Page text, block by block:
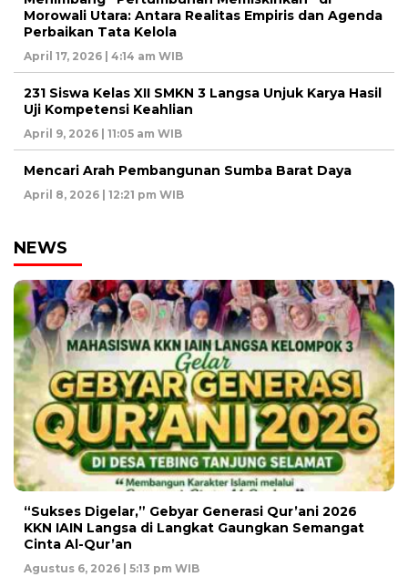
Morowali Utara: Antara Realitas Empiris dan Agenda
Perbaikan Tata Kelola
April 17, 2026 | 4:14 am WIB
231 Siswa Kelas XII SMKN 3 Langsa Unjuk Karya Hasil
Uji Kompetensi Keahlian
April 9, 2026 | 11:05 am WIB
Mencari Arah Pembangunan Sumba Barat Daya
April 8, 2026 | 12:21 pm WIB
NEWS
“Sukses Digelar,” Gebyar Generasi Qur’ani 2026
KKN IAIN Langsa di Langkat Gaungkan Semangat
Cinta Al-Qur’an
Agustus 6, 2026 | 5:13 pm WIB